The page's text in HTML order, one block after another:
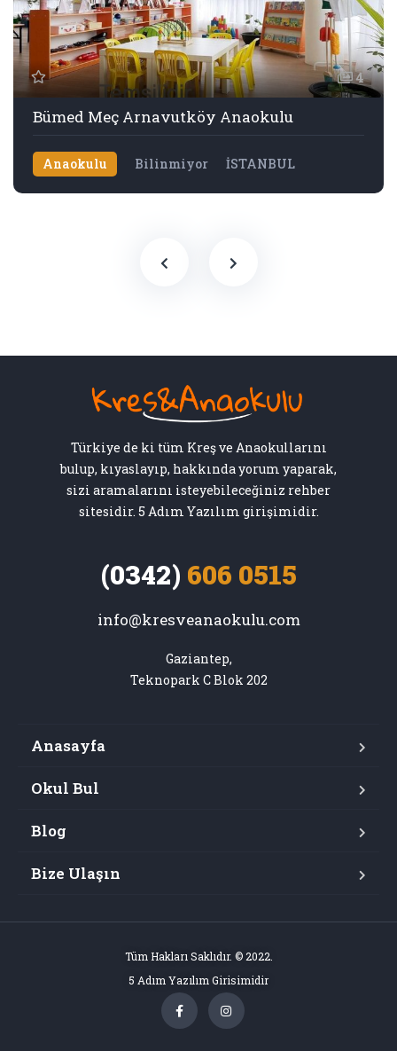
4
Bümed Meç Arnavutköy Anaokulu
Anaokulu Bilinmiyor İSTANBUL
Türkiye de ki tüm Kreş ve Anaokullarını
bulup, kıyaslayıp, hakkında yorum yaparak,
sizi aramalarını isteyebileceğiniz rehber
sitesidir. 5 Adım Yazılım girişimidir.
(0342) 606 0515
info@kresveanaokulu.com
Gaziantep,
Teknopark C Blok 202
Anasayfa
Okul Bul
Blog
Bize Ulaşın
Tüm Hakları Saklıdır. © 2022.
5 Adım Yazılım Girisimidir